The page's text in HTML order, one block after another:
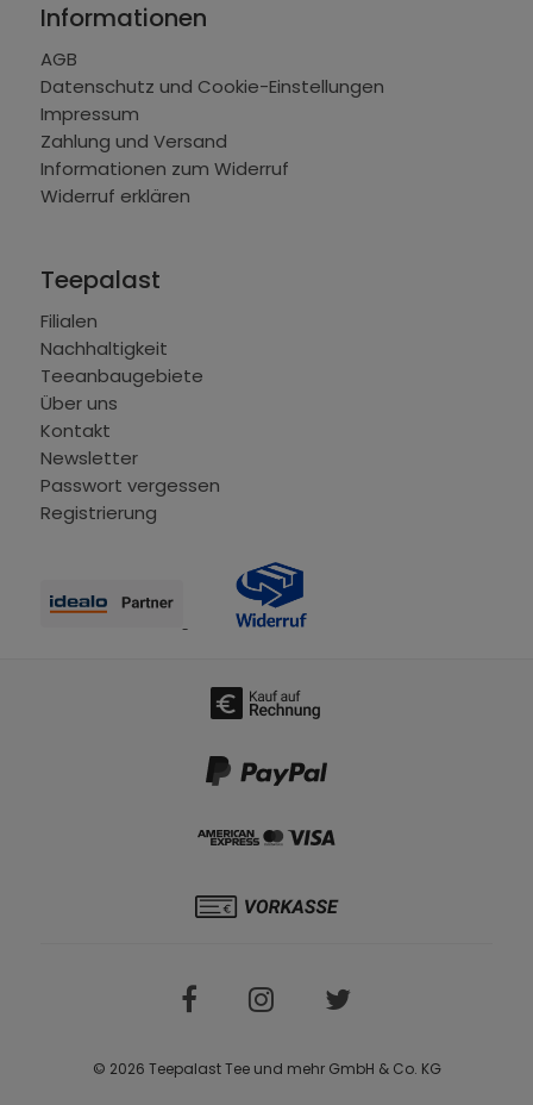
Informationen
AGB
Datenschutz und Cookie-Einstellungen
Impressum
Zahlung und Versand
Informationen zum Widerruf
Widerruf erklären
Teepalast
Filialen
Nachhaltigkeit
Teeanbaugebiete
Über uns
Kontakt
Newsletter
Passwort vergessen
Registrierung
© 2026 Teepalast Tee und mehr GmbH & Co. KG